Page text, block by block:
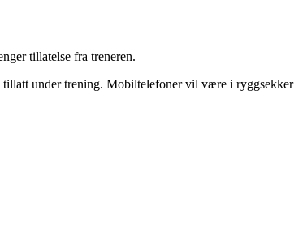
tillatelse fra treneren.
tillatt under trening. Mobiltelefoner vil være i ryggsekker